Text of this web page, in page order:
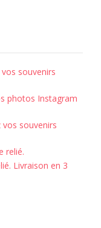
souvenirs
photos Instagram
souvenirs
relié.
Livraison en 3